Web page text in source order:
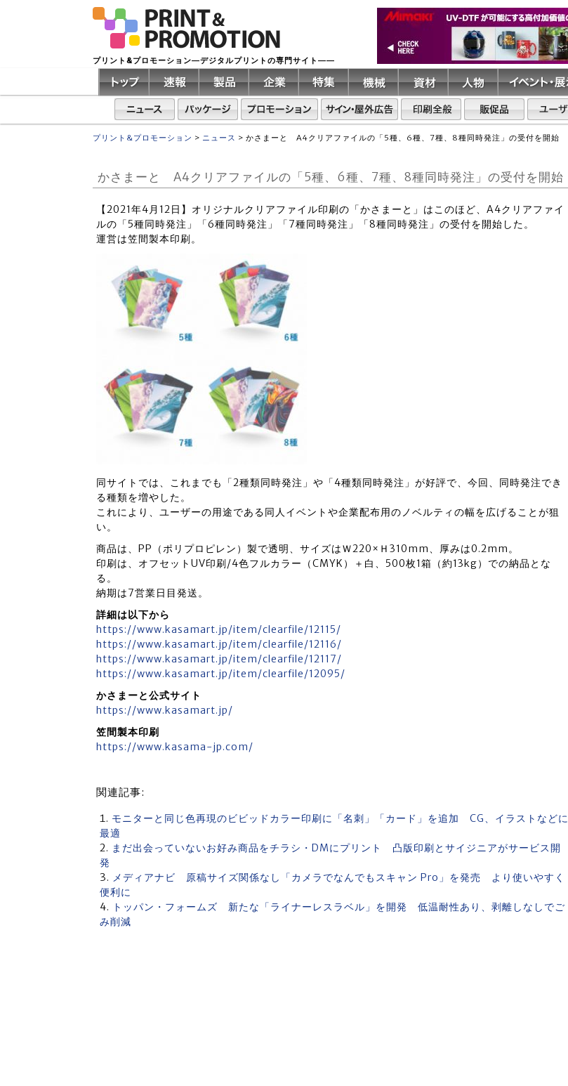
プリント&プロモーション―デジタルプリントの専門サイト――
プリント&プロモーション > ニュース > かさまーと A4クリアファイルの「5種、6種、7種、8種同時発注」の受付を開始
かさまーと A4クリアファイルの「5種、6種、7種、8種同時発注」の受付を開始
【2021年4月12日】オリジナルクリアファイル印刷の「かさまーと」はこのほど、A4クリアファイ
ルの「5種同時発注」「6種同時発注」「7種同時発注」「8種同時発注」の受付を開始した。
運営は笠間製本印刷。
同サイトでは、これまでも「2種類同時発注」や「4種類同時発注」が好評で、今回、同時発注でき
る種類を増やした。
これにより、ユーザーの用途である同人イベントや企業配布用のノベルティの幅を広げることが狙
い。
商品は、PP（ポリプロピレン）製で透明、サイズはＷ220×Ｈ310mm、厚みは0.2mm。
印刷は、オフセットUV印刷/4色フルカラー（CMYK）＋白、500枚1箱（約13kg）での納品とな
る。
納期は7営業日目発送。
詳細は以下から
https://www.kasamart.jp/item/clearfile/12115/
https://www.kasamart.jp/item/clearfile/12116/
https://www.kasamart.jp/item/clearfile/12117/
https://www.kasamart.jp/item/clearfile/12095/
かさまーと公式サイト
https://www.kasamart.jp/
笠間製本印刷
https://www.kasama-jp.com/
関連記事:
モニターと同じ色再現のビビッドカラー印刷に「名刺」「カード」を追加 CG、イラストなどに
最適
まだ出会っていないお好み商品をチラシ・DMにプリント 凸版印刷とサイジニアがサービス開
発
メディアナビ 原稿サイズ関係なし「カメラでなんでもスキャン Pro」を発売 より使いやすく
便利に
トッパン・フォームズ 新たな「ライナーレスラベル」を開発 低温耐性あり、剥離しなしでご
み削減